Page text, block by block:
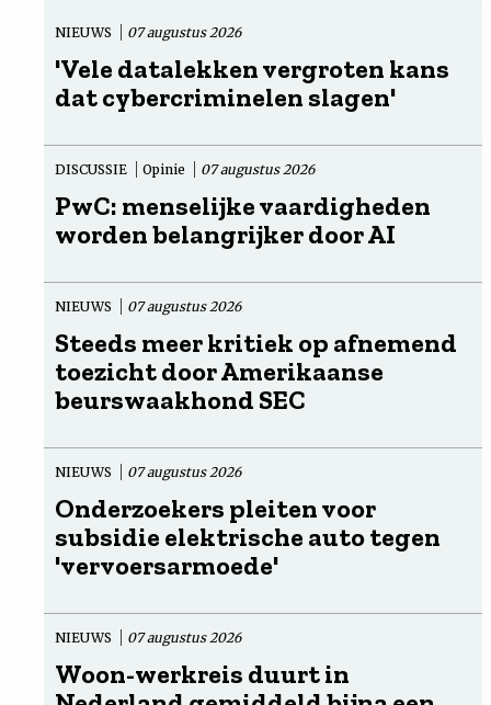
NIEUWS 07 augustus 2026
'Vele datalekken vergroten kans
dat cybercriminelen slagen'
DISCUSSIE Opinie 07 augustus 2026
PwC: menselijke vaardigheden
worden belangrijker door AI
NIEUWS 07 augustus 2026
Steeds meer kritiek op afnemend
toezicht door Amerikaanse
beurswaakhond SEC
NIEUWS 07 augustus 2026
Onderzoekers pleiten voor
subsidie elektrische auto tegen
'vervoersarmoede'
NIEUWS 07 augustus 2026
Woon-werkreis duurt in